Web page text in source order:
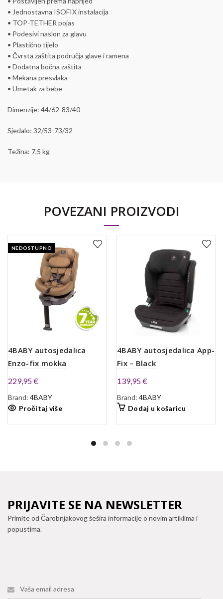
• Jednostavna ISOFIX instalacija
• TOP-TETHER pojas
• Podesivi naslon za glavu
• Plastično tijelo
• Čvrsta zaštita područja glave i ramena
• Dodatna bočna zaštita
• Mekana presvlaka
• Umetak za bebe
Dimenzije: 44/62-83/40
Sjedalo: 32/53-73/32
Težina: 7,5 kg
POVEZANI PROIZVODI
NEDOSTUPNO
4BABY autosjedalica
Enzo-fix mokka
229,95€
Brand: 4BABY
Pročitaj više
4BABY autosjedalica App-
Fix – Black
139,95€
Brand: 4BABY
Dodaj u košaricu
PRIJAVITE SE NA NEWSLETTER
Primite od Čarobnjakovog šešira informacije o novim artiklima i
popustima.